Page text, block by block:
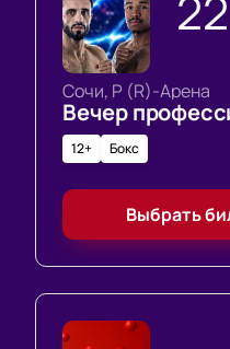
Сочи, Р (R)-Арена
Вечер
12+ Бокс
Выбрать